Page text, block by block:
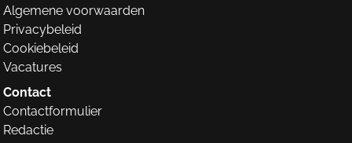
Algemene voorwaarden
Privacybeleid
Cookiebeleid
Vacatures
Contact
Contactformulier
Redactie